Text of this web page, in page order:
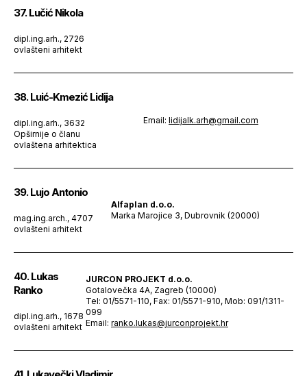
37. Lučić Nikola
dipl.ing.arh., 2726
ovlašteni arhitekt
38. Luić-Kmezić Lidija
dipl.ing.arh., 3632
Opširnije o članu
ovlaštena arhitektica
Email: lidijalk.arh@gmail.com
39. Lujo Antonio
mag.ing.arch., 4707
ovlašteni arhitekt
Alfaplan d.o.o.
Marka Marojice 3, Dubrovnik (20000)
40. Lukas
Ranko
dipl.ing.arh., 1678
ovlašteni arhitekt
JURCON PROJEKT d.o.o.
Gotalovečka 4A, Zagreb (10000)
Tel: 01/5571-110, Fax: 01/5571-910, Mob: 091/1311-
099
Email: ranko.lukas@jurconprojekt.hr